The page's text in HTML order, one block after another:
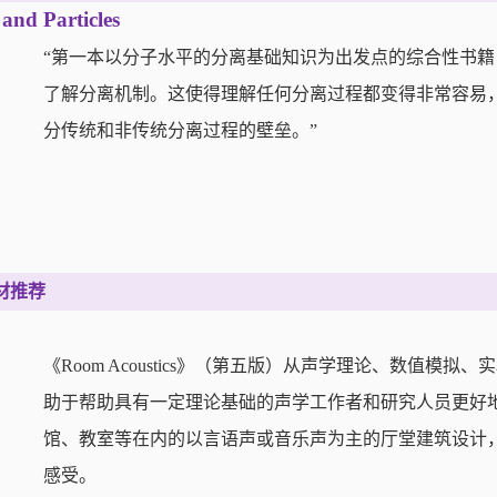
Particles
“第一本以分子水平的分离基础知识为出发点的综合性书
了解分离机制。这使得理解任何分离过程都变得非常容
分传统和非传统分离过程的壁垒。”
推荐
《Room Acoustics》（第五版）从声学理论、数值模拟
助于帮助具有一定理论基础的声学工作者和研究人员更
馆、教室等在内的以言语声或音乐声为主的厅堂建筑设
感受。